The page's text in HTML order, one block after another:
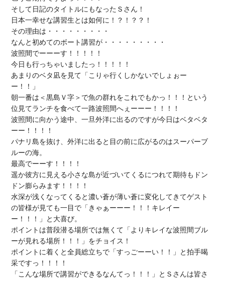
そして日記のタイトルにもなったＳさん！
日本一幸せな講習生とは如何に！？！？？！
その理由は・・・・・・・・・
なんと初めてのボート講習が・・・・・・・・・
波照間でーーーす！！！！！
今日も行っちゃいましたっ！！！！！
あまりのベタ凪を見て「こりゃ行くしかないでしょぉー
ー！！」
朝一番は＜黒島Ｖ字＞で魚の群れをこれでもかっ！！！という
位見てランチを食べて一路波照間へぇーーー！！！！
波照間に向かう途中、一旦外洋に出るのですが今日はベタベタ
ーー！！！！
パナリ島を抜け、外洋に出ると目の前に広がるのはスーパーブ
ルーの海。
最高でーーす！！！！
遥か彼方に見える小さな島が近づいてくるにつれて期待もドン
ドン膨らみます！！！！
水深が浅くなってくると濃い蒼が薄い蒼に変化してきてゲスト
の皆様が見ても一目で「きゃぁーーー！！！キレイー
ー！！！」と大喜び。
ポイントは普段潜る場所では無くて「よりキレイな波照間ブル
ーが見れる場所！！！」をチョイス！
ポイントに着くと全員総立ちで「すっごーーい！！」と拍手喝
采ですっ！！！！
「こんな場所で講習ができるなんてっ！！！」とＳさんは皆さ